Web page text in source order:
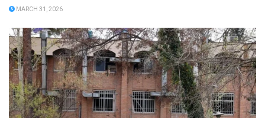
MARCH 31, 2026